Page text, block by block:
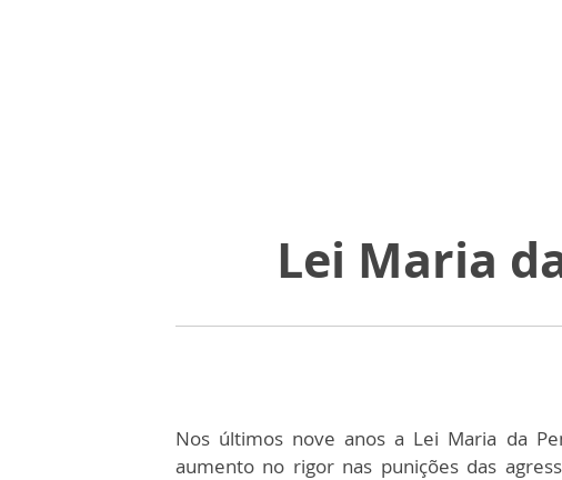
Lei Maria
Nos últimos nove anos a Lei Maria da
aumento no rigor nas punições das